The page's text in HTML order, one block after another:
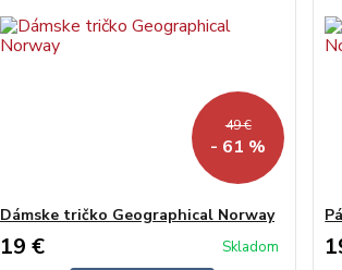
49 €
- 61 %
Dámske tričko Geographical Norway
19 € Skladom